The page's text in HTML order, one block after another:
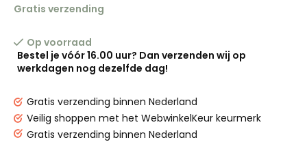
Gratis verzending
Op voorraad
Bestel je vóór 16.00 uur? Dan verzenden wij op
werkdagen nog dezelfde dag!
Gratis verzending binnen Nederland
Veilig shoppen met het WebwinkelKeur keurmerk
Gratis verzending binnen Nederland